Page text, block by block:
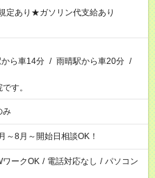
定あり★ガソリン代支給あり
ら車14分 / 雨晴駅から車20分 /
す。
み
8月～開始日相談OK！
ワークOK / 電話対応なし / パソコン